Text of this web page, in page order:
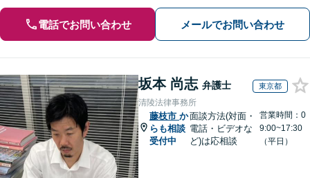
電話でお問い合わせ メールでお問い合わせ
坂本 尚志 弁護士 東京都
清陵法律事務所
藤枝市 か
らも相談
受付中
面談方法(対面・
電話・ビデオな
ど)は応相談
営業時間：0
9:00~17:30
（平日）